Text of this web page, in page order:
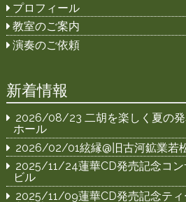
プロフィール
教室のご案内
演奏のご依頼
新着情報
2026/08/23 二胡を楽しく夏の発
ホール
2026/02/01絃縁@旧古河鉱業若
2025/11/24蓮華CD発売記念コン
ビル
2025/11/09蓮華CD発売記念ティ